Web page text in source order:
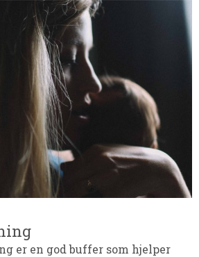
er en god buffer som hjelper